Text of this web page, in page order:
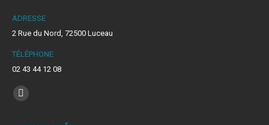
ADRESSE
2 Rue du Nord, 72500 Luceau
TÉLÉPHONE
02 43 44 12 08
Trouvez nous sur :
La